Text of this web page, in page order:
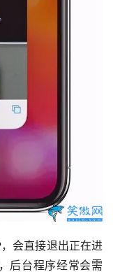
会直接退出正在进
后台程序经常会需